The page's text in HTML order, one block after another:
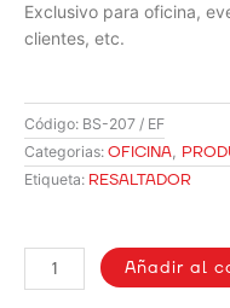
Exclusivo para oficina,
clientes, etc.
Código: BS-207 / EF
Categorias: OFICINA,
Etiqueta: RESALTADOR
MALETA
/
Añadir al